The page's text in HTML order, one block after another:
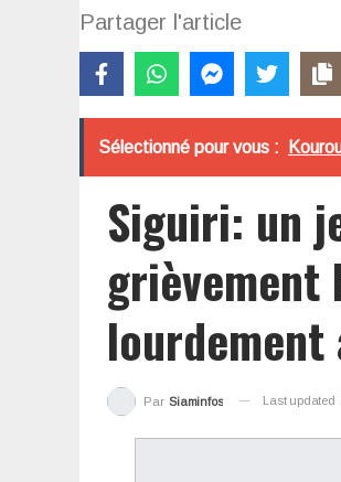
Partager l'article
Sélectionné pour vous :
Siguiri: un
grièvement
lourdement
Par Siaminfos Last updated